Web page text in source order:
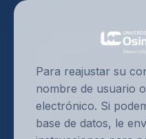
Salta al contenido principal
Para reajustar su
nombre de usuario
electrónico. Si
base de datos, le